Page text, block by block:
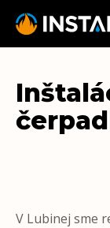
V Lubinej sme